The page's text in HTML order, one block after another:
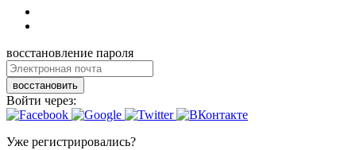
восстановление пароля
восстановить
Войти через:
Уже регистрировались?